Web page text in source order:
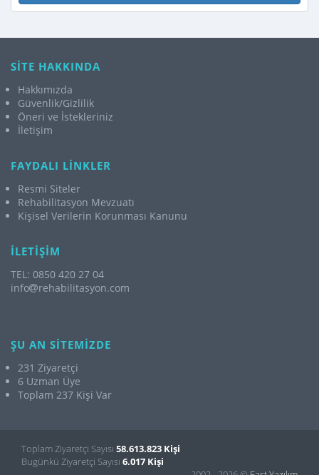
SİTE HAKKINDA
Hakkımızda
Güvenlik/Gizlilik
Öneri ve İstekleriniz
İletişim
FAYDALI LİNKLER
Resmi Siteler
Rehabilitasyon Mevzuatı
Kişisel Verilerin Korunması Kanunu
İLETİŞİM
TEL: 0850 420 27 04
info
rehabilitasyon.com
ŞU AN SİTEMİZDE
231 Ziyaretçi
6 Uzman Üye
Toplam 237 Kişi Var
Toplam Ziyaretçi Sayısı 58.613.823 Kişi
Bugünkü Ziyaretçi Sayısı 6.017 Kişi